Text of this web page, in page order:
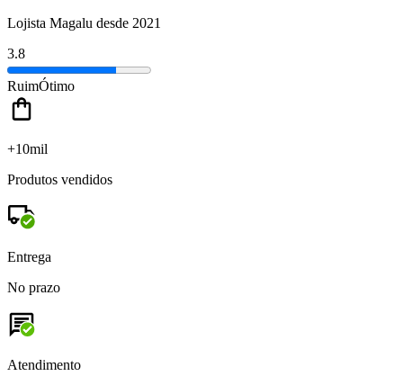
Lojista Magalu desde 2021
3.8
RuimÓtimo
+10mil
Produtos vendidos
Entrega
No prazo
Atendimento